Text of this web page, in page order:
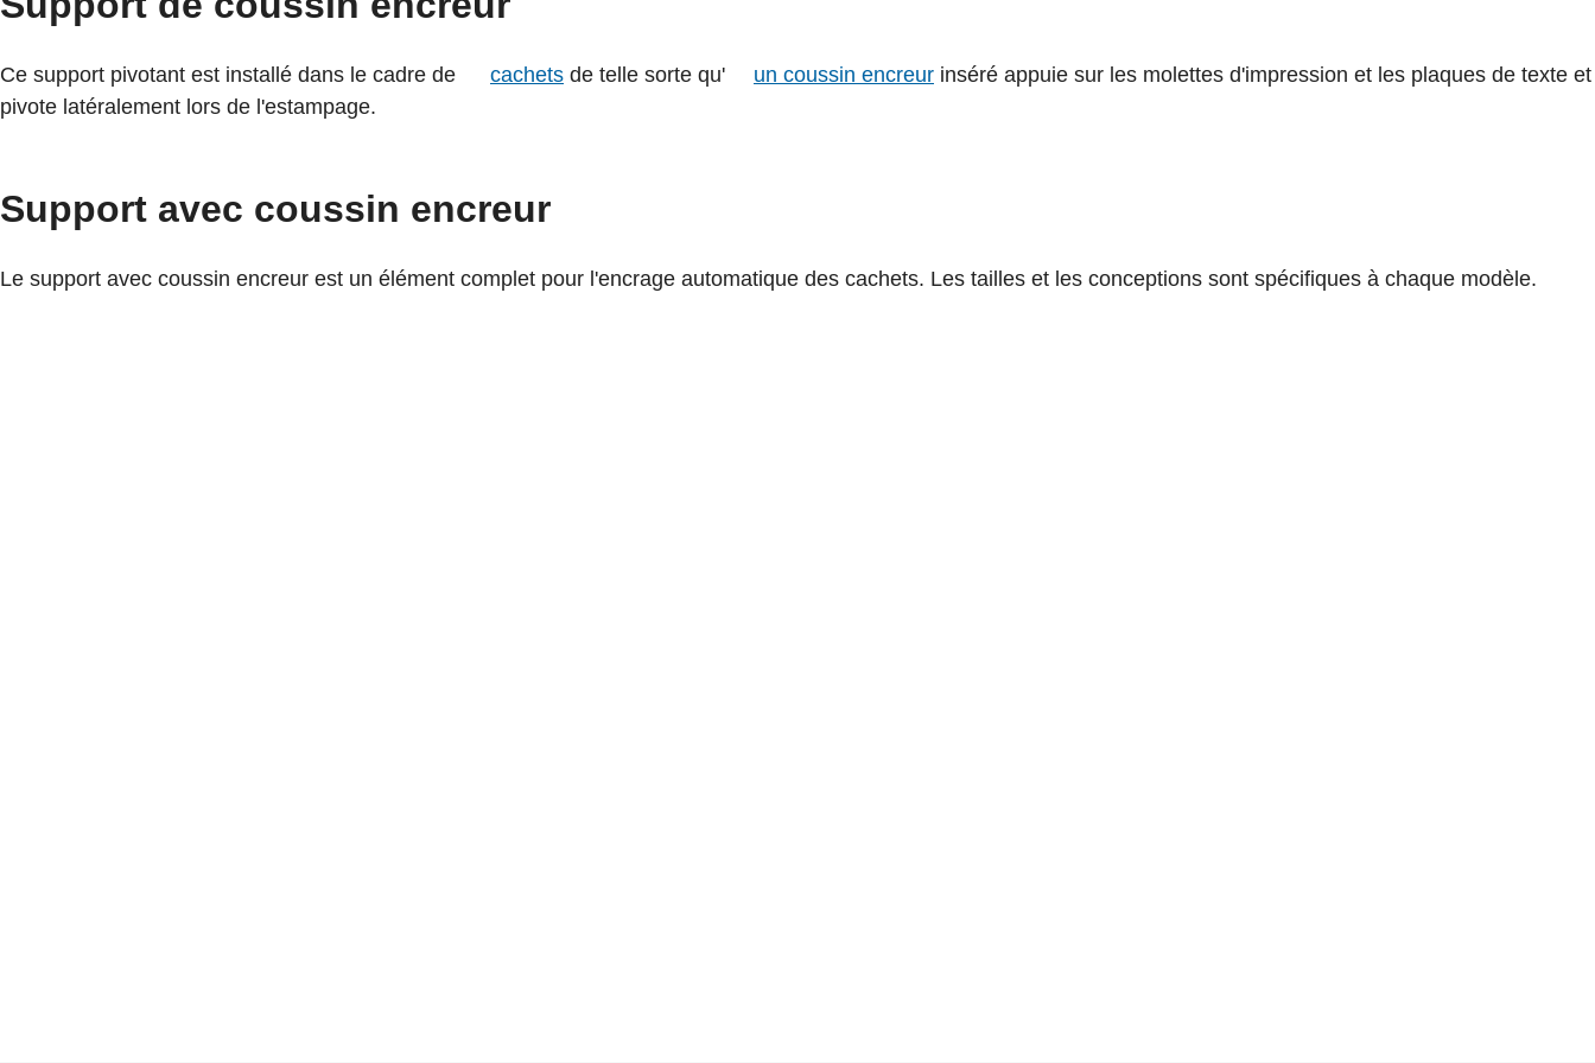
Ce support pivotant est installé dans le cadre de cachets de telle sorte qu' un coussin encreur inséré appuie sur les molettes d'impression et les plaques de texte et
pivote latéralement lors de l'estampage.
Support avec coussin encreur
Le support avec coussin encreur est un élément complet pour l'encrage automatique des cachets. Les tailles et les conceptions sont spécifiques à chaque modèle.